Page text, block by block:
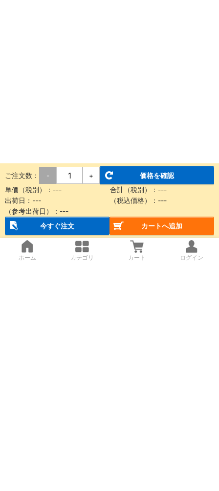
ご注文数： - +
価格を確認
単価（税別）：---
合計（税別）：---
出荷日：---
（税込価格）：---
（参考出荷日）：---
今すぐ注文
カートへ追加
ホーム カテゴリ カート ログイン